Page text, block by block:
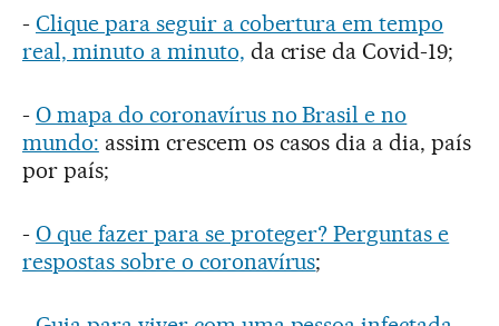
- Clique para seguir a cobertura em tempo
real, minuto a minuto, da crise da Covid-19;
- O mapa do coronavírus no Brasil e no
mundo: assim crescem os casos dia a dia, país
por país;
- O que fazer para se proteger? Perguntas e
respostas sobre o coronavírus;